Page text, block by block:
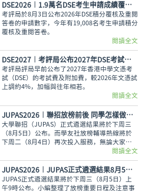
DSE2026︱1.9萬名DSE考生申請成績覆核及重閱答卷 佔總考生人數逾三成
考評局於8月3日公布2026年DSE積分覆核及重閱
答卷的申請數字，今年有19,008名考生申請積分
覆核及重閱答卷。
閱讀全文
DSE2027︱考評局公布2027年DSE考試費 較2026年上調約4%
考評局評局早前公布了2027年香港中學文憑考
試（DSE）的考試費及附加費，較2026年文憑試
上調約4%，加幅與往年相若。
閱讀全文
JUPAS2026︱聯招放榜前後 同學怎樣做好心理準備？面對過大困擾 必須尋求情緒支援
大學聯招（JUPAS）正式遴選結果將於下周三
（8月5日）公布。而學友社放榜輔導熱線將於
下周二（8月4日）再次投入服務，無論大家有
甚麼出路疑問，又或需要支援輔導、尋求專業意
見，都可致電2503 3399，與學友社輔導員盡情
傾訴！
閱讀全文
JUPAS2026︱JUPAS正式遴選結果8月5日公布 一文看清放榜重要日程及注意事項
JUPAS正式遴選結果將於下周三（8月5日）上
午9時公布。小編整理了放榜重要日程及注意事